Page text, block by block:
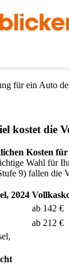
Hyundai
für ein Auto
kostet die
Kosten
Wahl für
9) fallen die
, 2024
ab 142 €
ab 212 €
,